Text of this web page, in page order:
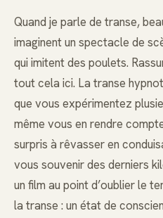
Quand je parle de transe,
imaginent un spectacle de
qui imitent des poulets.
tout cela ici. La transe
que vous expérimentez
même vous en rendre
surpris à rêvasser en
vous souvenir des derniers
un film au point d’oublier le
la transe : un état de